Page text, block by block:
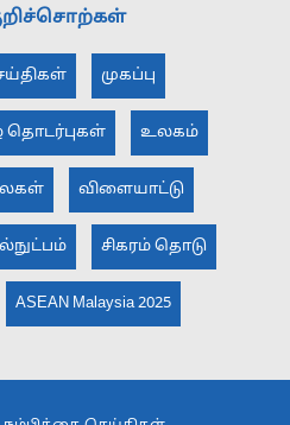
முகப்பு
தொடர்புகள் உலகம்
விளையாட்டு
சிகரம் தொடு
ASEAN Malaysia 2025